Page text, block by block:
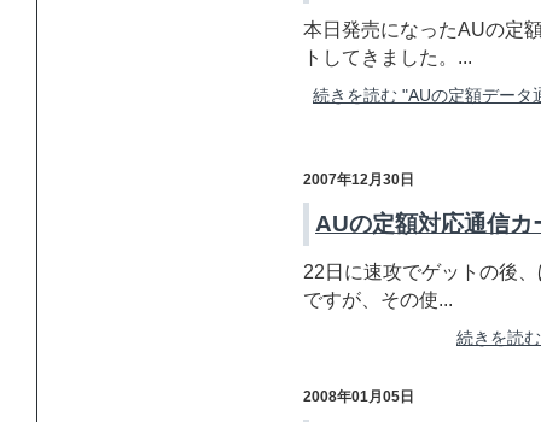
本日発売になったAUの定
トしてきました。...
続きを読む "AUの定額デー
2007年12月30日
AUの定額対応通信
22日に速攻でゲットの後
ですが、その使...
続きを読
2008年01月05日